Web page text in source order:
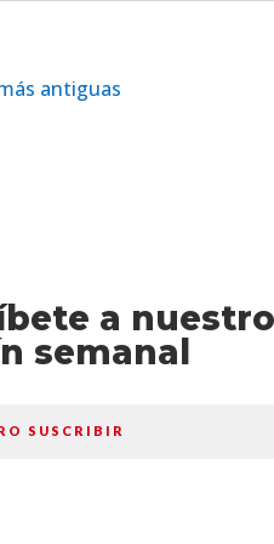
antiguas
a
semanal
SUSCRIBIR